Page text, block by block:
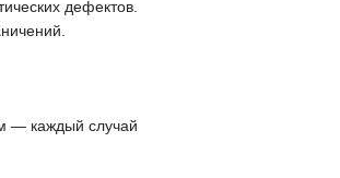
дефектов.
— каждый случай